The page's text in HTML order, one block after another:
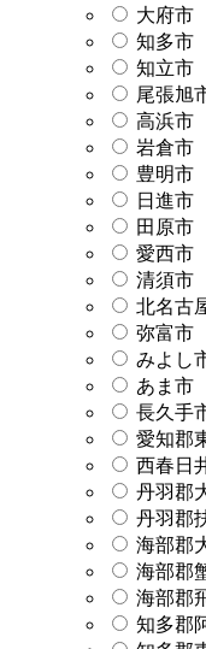
大府市
知多市
知立市
尾張旭
高浜市
岩倉市
豊明市
日進市
田原市
愛西市
清須市
北名古
弥富市
みよし
あま市
長久手
愛知郡
西春日
丹羽郡
丹羽郡
海部郡
海部郡
海部郡
知多郡